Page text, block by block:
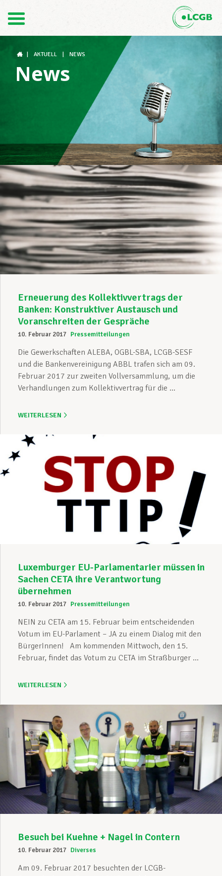
FR
Gewerkschaftsstrukturen
Unterstützung im Arbeitsalltag
Ihre Rechte
Unterstützung im Privatleben
Mitglied werden
Aktuell
AKTUELL NEWS
News
Erneuerung des Kollektivvertrags der
Banken: Konstruktiver Austausch und
Voranschreiten der Gespräche
10. Februar 2017 Pressemitteilungen
Die Gewerkschaften ALEBA, OGBL-SBA, LCGB-SESF
und die Bankenvereinigung ABBL trafen sich am 09.
Februar 2017 zur zweiten Vollversammlung, um die
Verhandlungen zum Kollektivvertrag für die ...
WEITERLESEN
Luxemburger EU-Parlamentarier müssen in
Sachen CETA ihre Verantwortung
übernehmen
10. Februar 2017 Pressemitteilungen
NEIN zu CETA am 15. Februar beim entscheidenden
Votum im EU-Parlament – JA zu einem Dialog mit den
BürgerInnen! Am kommenden Mittwoch, den 15.
Februar, findet das Votum zu CETA im Straßburger ...
WEITERLESEN
Besuch bei Kuehne + Nagel in Contern
10. Februar 2017 Diverses
Am 09. Februar 2017 besuchten der LCGB-